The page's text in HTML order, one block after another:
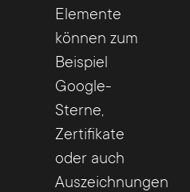
Elemente
können zum
Beispiel
Google-
Sterne,
Zertifikate
oder auch
Auszeichnungen